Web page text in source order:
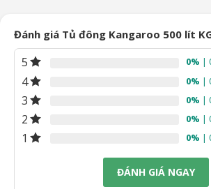
Đánh giá Tủ đông Kangaroo 500 lít
5 0% |
4 0% |
3 0% |
2 0% |
1 0% |
ĐÁNH GIÁ NGAY